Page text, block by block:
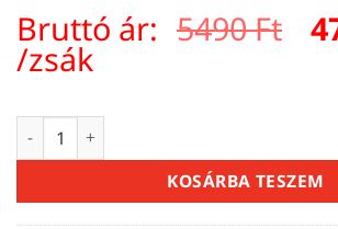
Bruttó ár: 5490Ft
/zsák
Mapei Keracolor FF Flex
KOSÁRBA TESZEM